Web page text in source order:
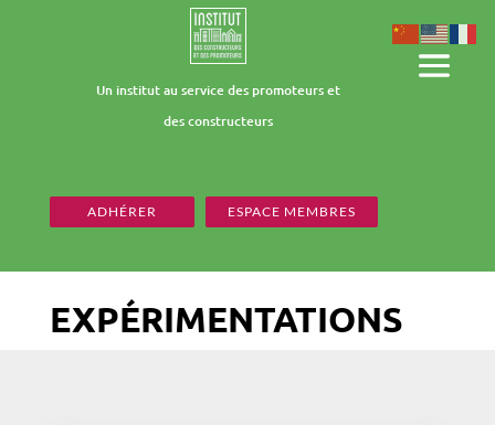
Un institut au service des promoteurs et
des constructeurs
ADHÉRER ESPACE MEMBRES
EXPÉRIMENTATIONS